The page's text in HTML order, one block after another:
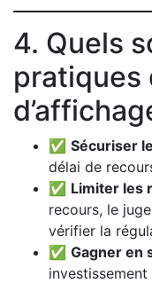
4. Quels
pratiques
✅ Sécuriser
délai de
✅ Limiter les
recours, le
vérifier la
✅ Gagner en